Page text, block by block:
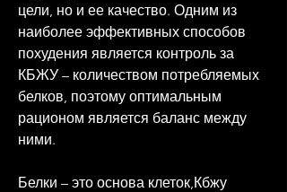
цели, но и ее качество. Одним из
наиболее эффективных способов
похудения является контроль за
КБЖУ – количеством потребляемых
белков, поэтому оптимальным
рационом является баланс между
ними.
Белки – это основа клеток,Кбжу